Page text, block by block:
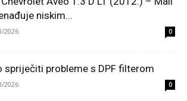
niskim...
2026 0
spriječiti probleme s DPF filterom
2026 0